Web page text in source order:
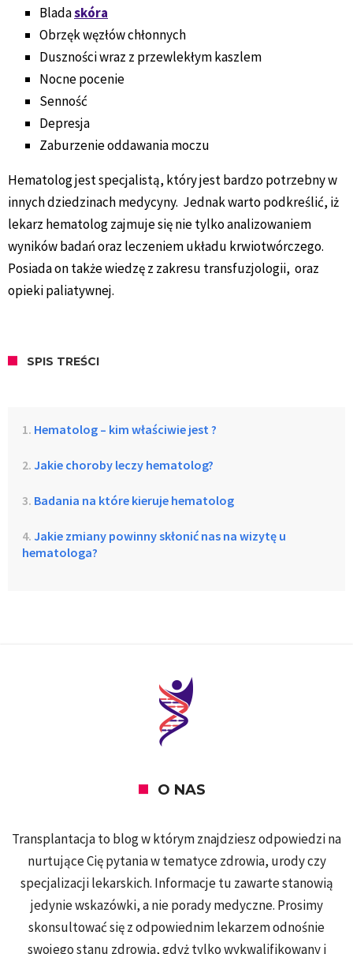
Bladaskóra
Obrzęk węzłów chłonnych
Duszności wraz z przewlekłym kaszlem
Nocne pocenie
Senność
Depresja
Zaburzenie oddawania moczu
Hematolog jest specjalistą, który jest bardzo potrzebny w
innych dziedzinach medycyny. Jednak warto podkreślić, iż
lekarz hematolog zajmuje się nie tylko analizowaniem
wyników badań oraz leczeniem układu krwiotwórczego.
Posiada on także wiedzę z zakresu transfuzjologii, oraz
opieki paliatywnej.
SPIS TREŚCI
Hematolog – kim właściwie jest ?
Jakie choroby leczy hematolog?
Badania na które kieruje hematolog
Jakie zmiany powinny skłonić nas na wizytę u
hematologa?
O NAS
Transplantacja to blog w którym znajdziesz odpowiedzi na
nurtujące Cię pytania w tematyce zdrowia, urody czy
specjalizacji lekarskich. Informacje tu zawarte stanowią
jedynie wskazówki, a nie porady medyczne. Prosimy
skonsultować się z odpowiednim lekarzem odnośnie
swojego stanu zdrowia, gdyż tylko wykwalifikowany i